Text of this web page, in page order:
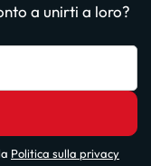
a unirti a loro?
Politica sulla privacy